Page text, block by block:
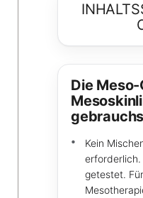
Die
Kein
erforderlich.
getestet.